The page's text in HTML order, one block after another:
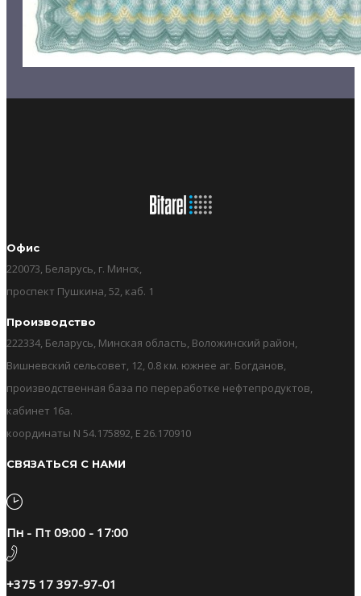
Офис
220073, Беларусь, г. Минск,
проспект Пушкина, 52, каб. 1
Производство
222334, Беларусь, Минская область, Воложинский район,
Вишневский сельсовет, 12, 0.8 км. южнее аг. Богданов,
производственная база по переработке нефтепродуктов,
кабинет 16а.
координаты N 54.175892, E 26.170910
СВЯЗАТЬСЯ С НАМИ
Пн - Пт 09:00 - 17:00
+375 17 397-97-01